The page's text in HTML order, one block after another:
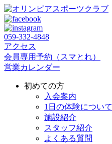
059‐332‐4848
アクセス
会員専用予約（スマとれ）
営業カレンダー
初めての方
入会案内
1日の体験について
施設紹介
スタッフ紹介
よくある質問